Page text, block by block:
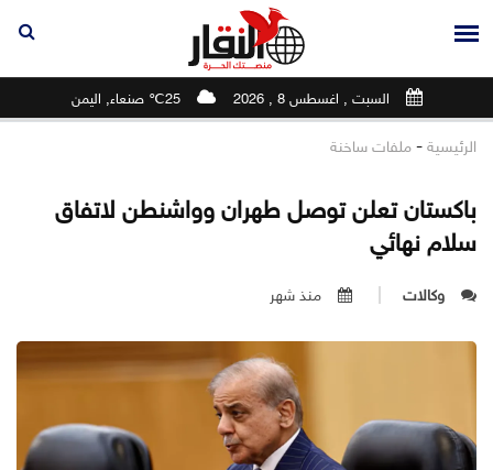
السبت , اغسطس 8 , 2026 25℃ صنعاء, اليمن
الرئيسية - ملفات ساخنة
باكستان تعلن توصل طهران وواشنطن لاتفاق
سلام نهائي
وكالات منذ شهر